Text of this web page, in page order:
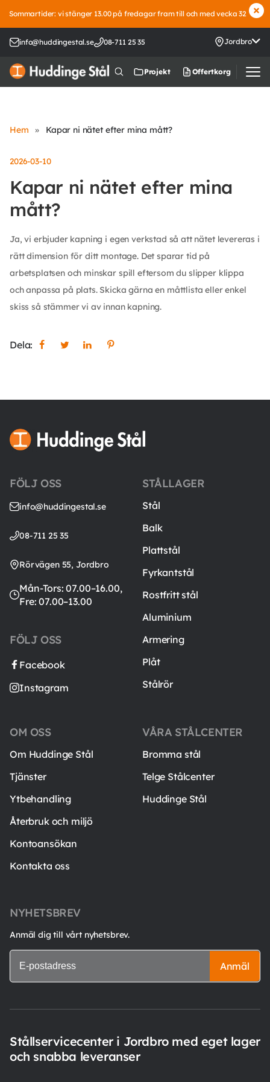
Sommartider: vi stänger 13.00 på fredagar fram till och med vecka 32
info@huddingestal.se 08-711 25 35 Jordbro
Projekt Offertkorg
Hem » Kapar ni nätet efter mina mått?
2026-03-10
Kapar ni nätet efter mina
mått?
Ja, vi erbjuder kapning i egen verkstad så att nätet levereras i
rätt dimension för ditt montage. Det sparar tid på
arbetsplatsen och minskar spill eftersom du slipper klippa
och anpassa på plats. Skicka gärna en måttlista eller enkel
skiss så stämmer vi av innan kapning.
Dela:
FÖLJ OSS
info@huddingestal.se
08-711 25 35
Rörvägen 55, Jordbro
Mån-Tors: 07.00–16.00,
Fre: 07.00–13.00
FÖLJ OSS
Facebook
Instagram
STÅLLAGER
Stål
Balk
Plattstål
Fyrkantstål
Rostfritt stål
Aluminium
Armering
Plåt
Stålrör
VÅRA STÅLCENTER
Bromma stål
Telge Stålcenter
Huddinge Stål
OM OSS
Om Huddinge Stål
Tjänster
Ytbehandling
Återbruk och miljö
Kontoansökan
Kontakta oss
NYHETSBREV
Anmäl dig till vårt nyhetsbrev.
Anmäl
Stållservicecenter i Jordbro med eget lager
och snabba leveranser